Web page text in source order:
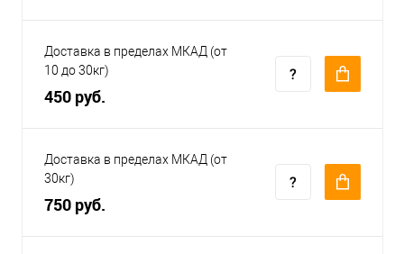
Доставка в пределах МКАД (от
10 до 30кг)
450 руб.
Доставка в пределах МКАД (от
30кг)
750 руб.